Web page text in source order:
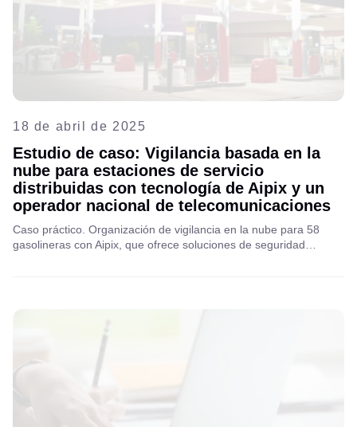
18 de abril de 2025
Estudio de caso: Vigilancia basada en la
nube para estaciones de servicio
distribuidas con tecnología de Aipix y un
operador nacional de telecomunicaciones
Caso práctico. Organización de vigilancia en la nube para 58
gasolineras con Aipix, que ofrece soluciones de seguridad